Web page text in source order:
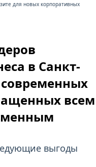
для новых корпоративных
в Санкт-
современных
всем
выгоды